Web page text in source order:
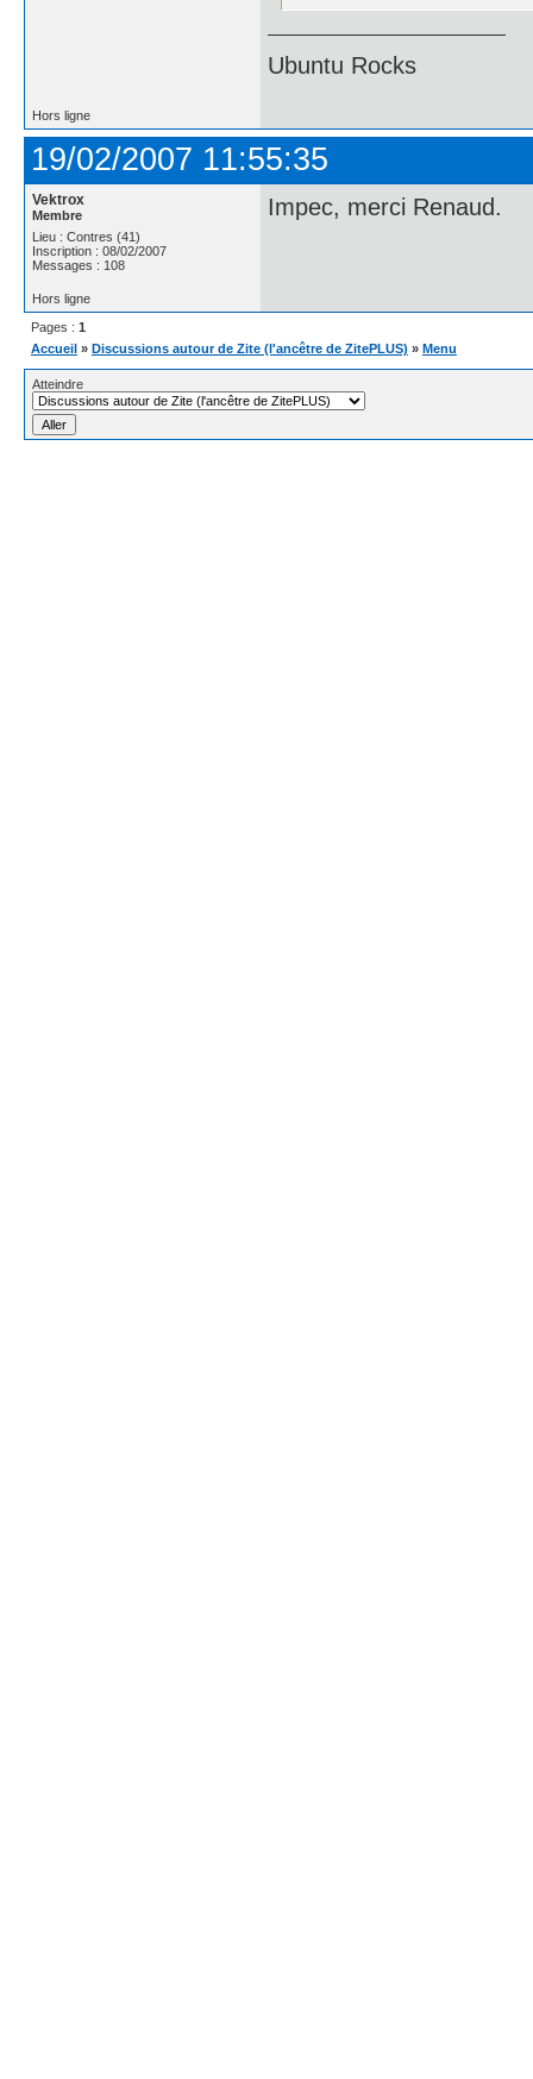
Ubuntu Rocks
Hors ligne
19/02/2007 11:55:35
Vektrox
Membre
Lieu : Contres (41)
Inscription : 08/02/2007
Messages : 108
Impec, merci Renaud.
Hors ligne
Pages : 1
Accueil » Discussions autour de Zite (l'ancêtre de ZitePLUS) » Menu
Atteindre